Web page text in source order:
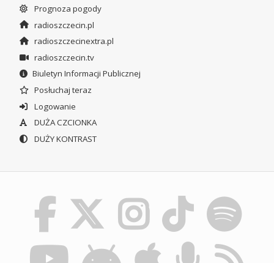
Prognoza pogody
radioszczecin.pl
radioszczecinextra.pl
radioszczecin.tv
Biuletyn Informacji Publicznej
Posłuchaj teraz
Logowanie
DUŻA CZCIONKA
DUŻY KONTRAST